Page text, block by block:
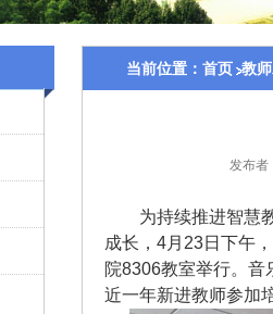
当前位置： 首页 教
发布者
为持续推进智慧
成长， 4月23日下午
院8306教室举行。
近一年新进教师参加